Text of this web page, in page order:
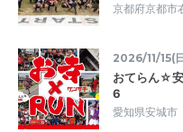
京都府京都市
2026/11/15(
おてらん☆
6
愛知県安城市